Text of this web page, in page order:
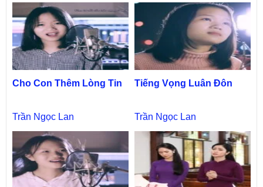
Cho Con Thêm Lòng Tin
Trần Ngọc Lan
Tiếng Vọng Luân Đôn
Trần Ngọc Lan